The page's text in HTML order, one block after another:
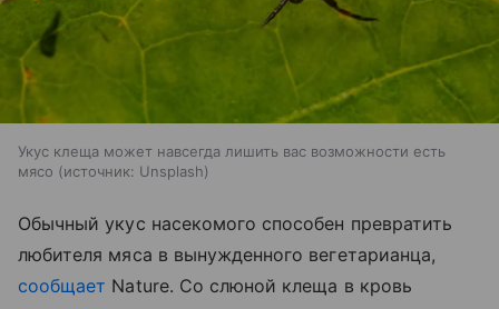
Укус клеща может навсегда лишить вас возможности есть
мясо
источник: Unsplash
Обычный укус насекомого способен превратить
любителя мяса в вынужденного вегетарианца,
сообщает Nature. Со слюной клеща в кровь